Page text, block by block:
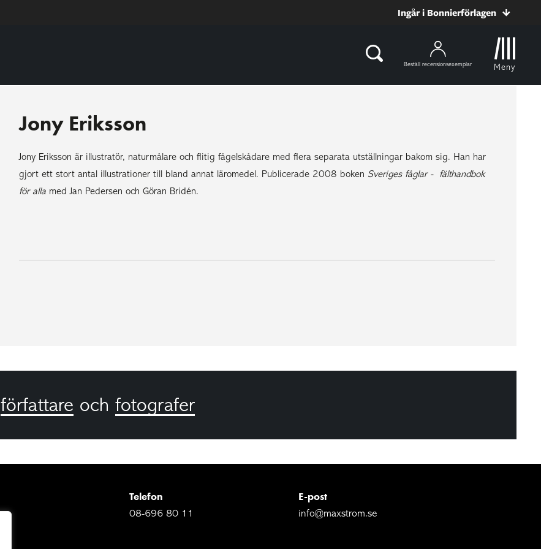
Ingår i Bonnierförlagen
Beställ recensionsexemplar Meny
Jony Eriksson
Jony Eriksson är illustratör, naturmålare och flitig fågelskådare med flera separata utställningar bakom sig. Han har
gjort ett stort antal illustrationer till bland annat läromedel. Publicerade 2008 boken Sveriges fåglar - fälthandbok
för alla med Jan Pedersen och Göran Bridén.
författare och fotografer
Telefon
08-696 80 11
E-post
info@maxstrom.se